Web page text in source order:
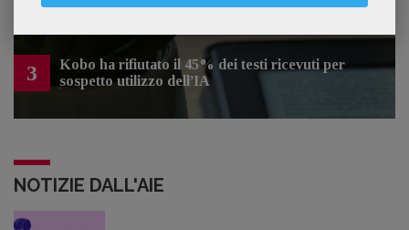
3
Kobo ha rifiutato il 45% dei testi ricevuti per
sospetto utilizzo dell’IA
NOTIZIE DALL'AIE